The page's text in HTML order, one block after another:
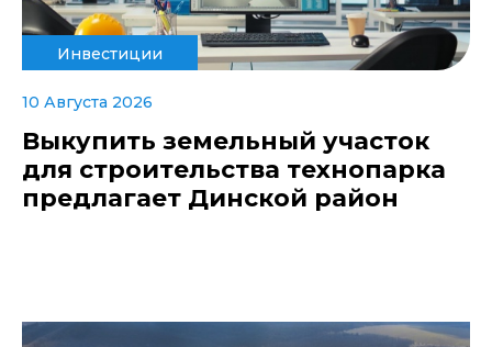
Инвестиции
10 Августа 2026
Выкупить земельный участок
для строительства технопарка
предлагает Динской район